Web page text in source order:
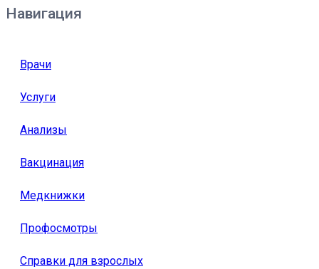
Навигация
Врачи
Услуги
Анализы
Вакцинация
Медкнижки
Профосмотры
Справки для взрослых